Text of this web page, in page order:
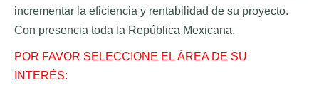
Videos
incrementar la eficiencia y rentabilidad de su proyecto.
Con presencia toda la República Mexicana.
POR FAVOR SELECCIONE EL ÁREA DE SU
INTERÉS: